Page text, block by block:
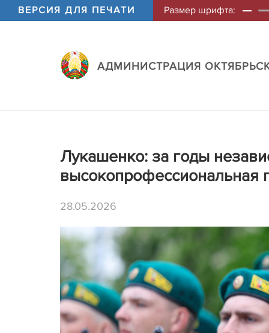
ВЕРСИЯ ДЛЯ ПЕЧАТИ Размер шрифта:
АДМИНИСТРАЦИЯ
Лукашенко: за годы
высокопрофессиональная
28.05.2026